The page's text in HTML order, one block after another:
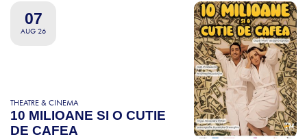
07
AUG 26
THEATRE & CINEMA
10 MILIOANE SI O CUTIE
DE CAFEA